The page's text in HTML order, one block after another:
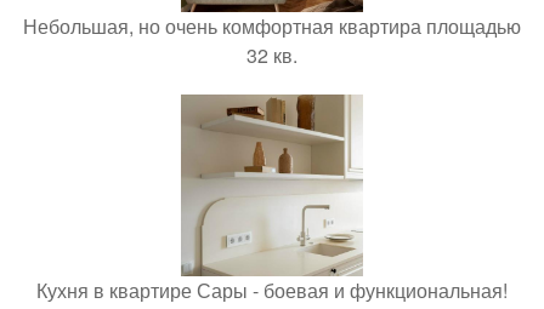
Небольшая, но очень комфортная квартира площадью
32 кв.
Кухня в квартире Сары - боевая и функциональная!